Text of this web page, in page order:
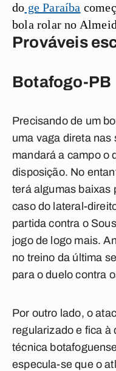
do ge Paraíba
bola rolar no
Prováveis
Botafogo-PB
Precisando de um
uma vaga direta
mandará a campo o
disposição. No
terá algumas baixas
caso do lateral-
partida contra o
jogo de logo mais.
no treino da última
para o duelo contra
Por outro lado, o
regularizado e fica à
técnica
especula-se que o